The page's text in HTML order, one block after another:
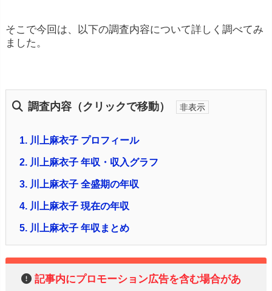
そこで今回は、以下の調査内容について詳しく調べてみ
ました。
調査内容（クリックで移動）
1. 川上麻衣子 プロフィール
2. 川上麻衣子 年収・収入グラフ
3. 川上麻衣子 全盛期の年収
4. 川上麻衣子 現在の年収
5. 川上麻衣子 年収まとめ
記事内にプロモーション広告を含む場合があ